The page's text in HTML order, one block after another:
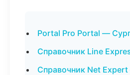
Portal Pro Portal —
Справочник Line
Справочник Net